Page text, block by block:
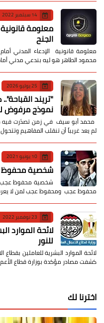
14 سبتمبر 2022
معلومة
الجنح
معلومة قانونية الإدعاء المدني
محمود الطاهر هو ليه بندعي مدني
25 يوليو 2026
​"تريند
نموذج مرفوض
محمد أبو سيف ​في زمن تصدّرت فيه
لم يعد غريباً أن تنقلب المفاهيم
10 يونيو 2021
شخصية
شخصية محفوظ عجب
محفوظ عجب ومحفوظ عجب لمن لا
23 نوفمبر 2022
لائحة الموارد
للنور
لائحة الموارد البشرية للعاملين
كشفت مصادر مؤكدة بوزارة قطاع
اخترنا لك